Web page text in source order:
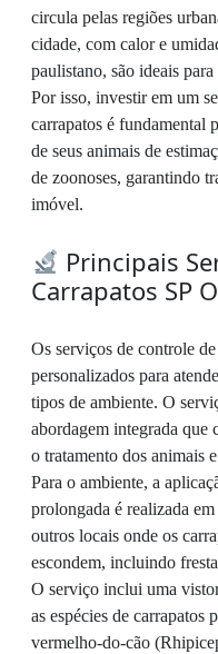
circula pelas regiões
cidade, com calor e
paulistano, são ideais
Por isso, investir em um
carrapatos é fundamental
de seus animais de
de zoonoses, garantindo
imóvel.
Principais
Carrapatos SP
Os serviços de controle
personalizados para
tipos de ambiente. O
abordagem integrada que
o tratamento dos animais
Para o ambiente, a
prolongada é realizada
outros locais onde os
escondem, incluindo
O serviço inclui uma
as espécies de carrapatos
vermelho-do-cão